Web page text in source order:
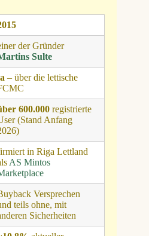
der Gründer
Sulte
– über die lettische
600.000registrierte
(Stand Anfang
in Riga Lettland
AS Mintos
Versprechen
teils ohne, mit
Sicherheiten